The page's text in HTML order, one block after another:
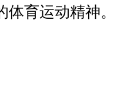
体育运动精神。